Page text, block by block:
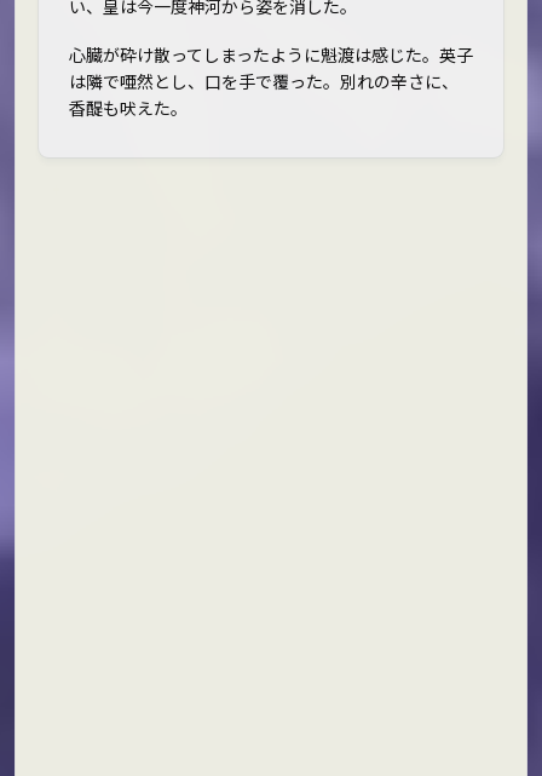
い、皇は今一度神河から姿を消した。
心臓が砕け散ってしまったように魁渡は感じた。英子
は隣で唖然とし、口を手で覆った。別れの辛さに、
香醍も吠えた。